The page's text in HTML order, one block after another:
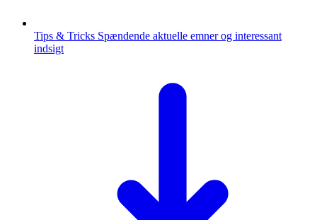
Tips & Tricks Spændende aktuelle emner og interessant
indsigt